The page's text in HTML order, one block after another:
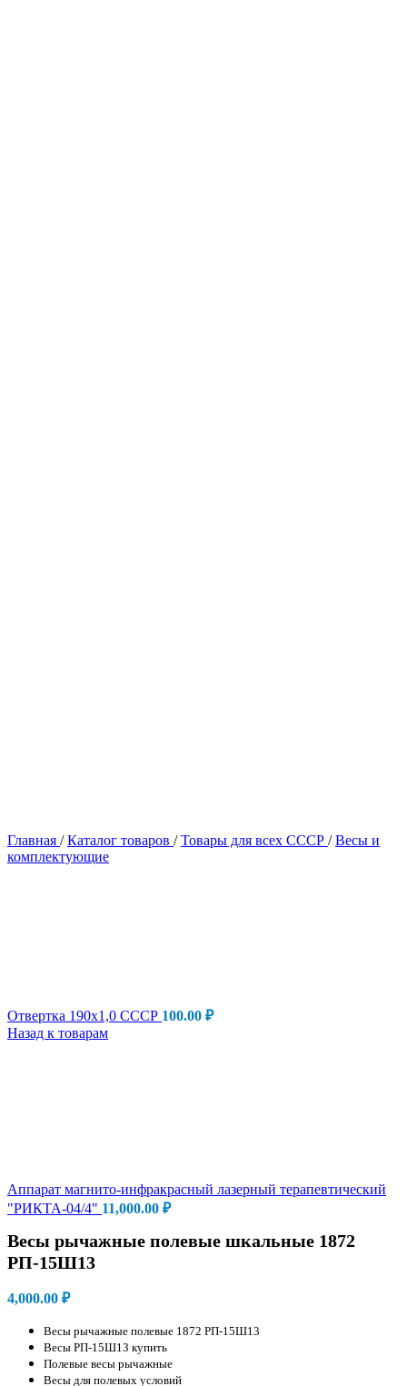
Главная / Каталог товаров / Товары для всех СССР / Весы и
комплектующие
Отвертка 190х1,0 СССР 100.00 ₽
Назад к товарам
Аппарат магнито-инфракрасный лазерный терапевтический
"РИКТА-04/4" 11,000.00 ₽
Весы рычажные полевые шкальные 1872
РП-15Ш13
4,000.00 ₽
Весы рычажные полевые 1872 РП-15Ш13
Весы РП-15Ш13 купить
Полевые весы рычажные
Весы для полевых условий